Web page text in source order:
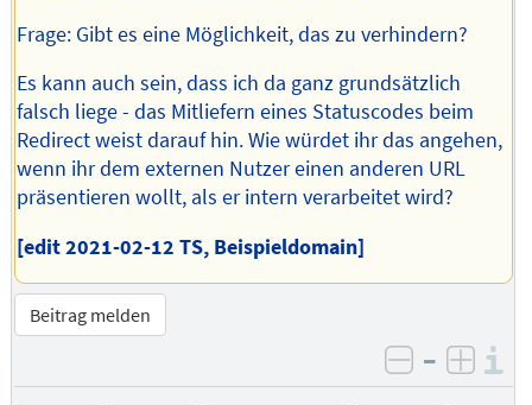
Frage: Gibt es eine Möglichkeit, das zu verhindern?
Es kann auch sein, dass ich da ganz grundsätzlich
falsch liege - das Mitliefern eines Statuscodes beim
Redirect weist darauf hin. Wie würdet ihr das angehen,
wenn ihr dem externen Nutzer einen anderen URL
präsentieren wollt, als er intern verarbeitet wird?
[edit 2021-02-12 TS, Beispieldomain]
Beitrag melden
negativ
–